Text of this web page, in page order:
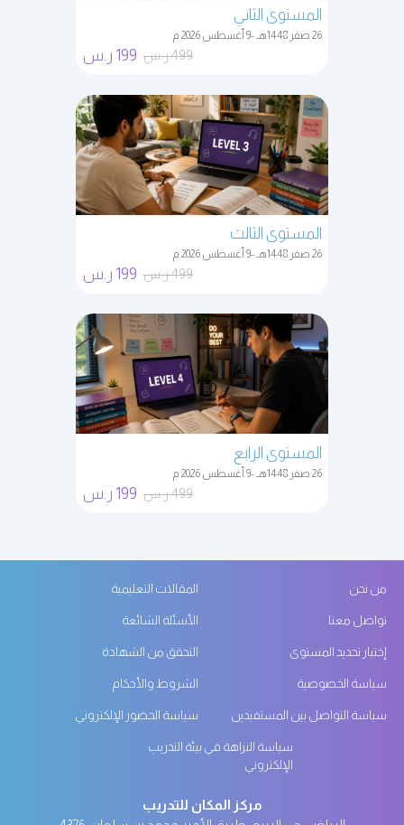
المستوى الثاني
26 صفر 1448هـ -9 أغسطس 2026 م
499 ر.س 199 ر.س
المستوى الثالث
26 صفر 1448هـ -9 أغسطس 2026 م
499 ر.س 199 ر.س
المستوى الرابع
26 صفر 1448هـ -9 أغسطس 2026 م
499 ر.س 199 ر.س
من نحن المقالات التعليمية
تواصل معنا الأسئلة الشائعة
إختبار تحديد المستوى التحقق من الشهادة
سياسة الخصوصية الشروط والأحكام
سياسة التواصل بين المستفيدين سياسة الحضور الإلكتروني
سياسة النزاهة في بيئة التدريب
الإلكتروني
مركز المكان للتدريب